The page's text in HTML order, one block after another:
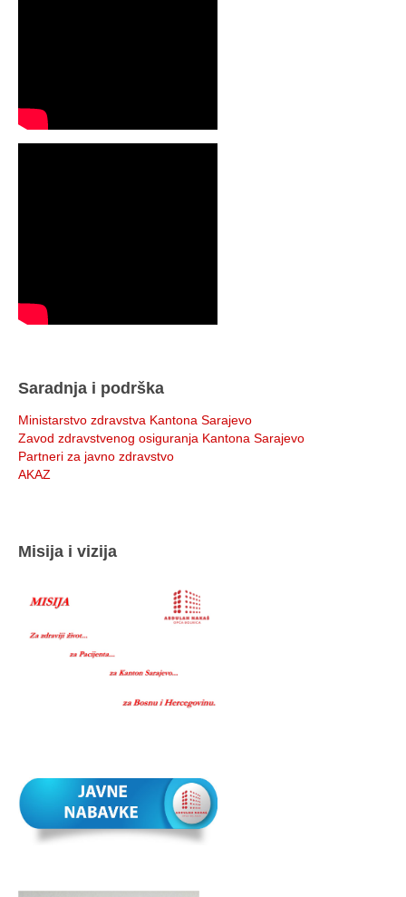
Saradnja i podrška
Ministarstvo zdravstva Kantona Sarajevo
Zavod zdravstvenog osiguranja Kantona Sarajevo
Partneri za javno zdravstvo
AKAZ
Misija i vizija